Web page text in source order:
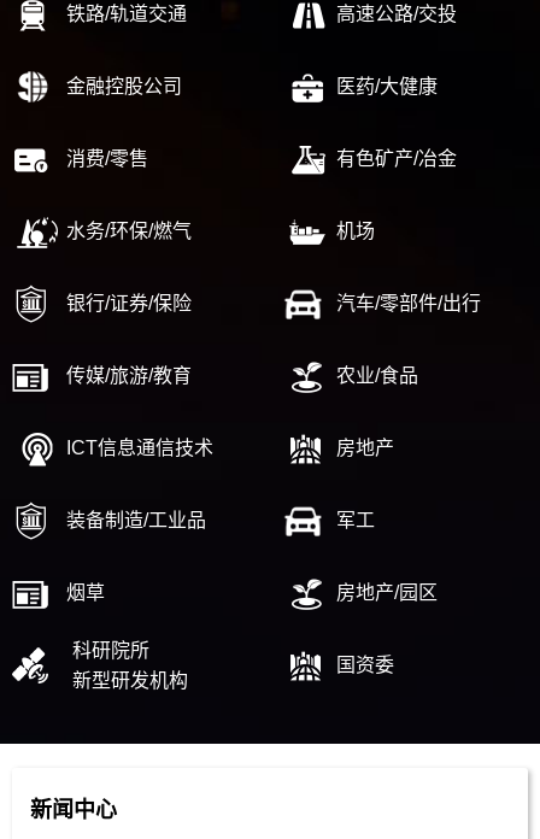
铁路/轨道交通 高速公路/交投
金融控股公司 医药/大健康
消费/零售 有色矿产/冶金
水务/环保/燃气 机场
银行/证券/保险 汽车/零部件/出行
传媒/旅游/教育 农业/食品
ICT信息通信技术 房地产
装备制造/工业品 军工
烟草 房地产/园区
科研院所
新型研发机构
国资委
新闻中心